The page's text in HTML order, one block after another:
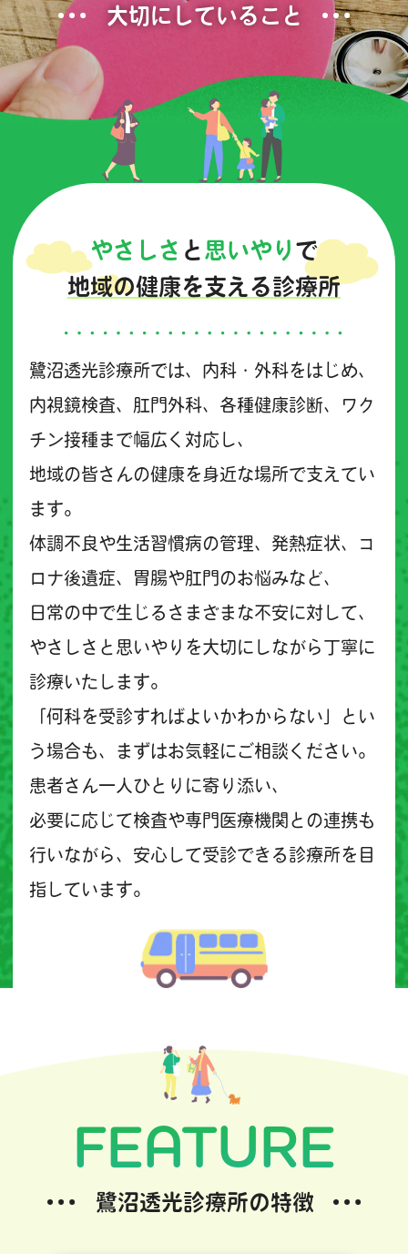
大切にしていること
やさしさ と 思いやり で
地域の健康を支える診療所
鷺沼透光診療所では、内科・外科をはじめ、
内視鏡検査、肛門外科、各種健康診断、ワク
チン接種まで幅広く対応し、
地域の皆さんの健康を身近な場所で支えてい
ます。
体調不良や生活習慣病の管理、発熱症状、コ
ロナ後遺症、胃腸や肛門のお悩みなど、
日常の中で生じるさまざまな不安に対して、
やさしさと思いやりを大切にしながら丁寧に
診療いたします。
「何科を受診すればよいかわからない」とい
う場合も、まずはお気軽にご相談ください。
患者さん一人ひとりに寄り添い、
必要に応じて検査や専門医療機関との連携も
行いながら、安心して受診できる診療所を目
指しています。
FEATURE
鷺沼透光診療所の特徴